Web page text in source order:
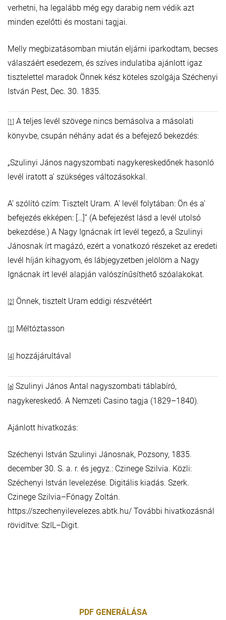
verhetni, ha legalább még egy darabig nem védik azt
minden ezelőtti és mostani tagjai.
Melly megbizatásomban miután eljárni iparkodtam, becses
válaszáért esedezem, és szíves indulatiba ajánlott igaz
tisztelettel maradok Önnek kész köteles szolgája Széchenyi
István Pest, Dec. 30. 1835.
[1]
A teljes levél szövege nincs bemásolva a másolati
könyvbe, csupán néhány adat és a befejező bekezdés:
„Szulinyi János nagyszombati nagykereskedőnek hasonló
levél iratott a’ szükséges változásokkal.
A’ szólító czím: Tisztelt Uram. A’ levél folytában: Ön és a’
befejezés ekképen: […]” (A befejezést lásd a levél utolsó
bekezdése.) A Nagy Ignácnak írt levél tegező, a Szulinyi
Jánosnak írt magázó, ezért a vonatkozó részeket az eredeti
levél híján kihagyom, és lábjegyzetben jelölöm a Nagy
Ignácnak írt levél alapján valószínűsíthető szóalakokat.
[2] Önnek, tisztelt Uram eddigi részvétéért
[3] Méltóztasson
[4] hozzájárultával
[a] Szulinyi János Antal nagyszombati táblabíró,
nagykereskedő. A Nemzeti Casino tagja (1829–1840).
Ajánlott hivatkozás:
Széchenyi István Szulinyi Jánosnak, Pozsony, 1835.
december 30. S. a. r. és jegyz.: Czinege Szilvia. Közli:
Széchenyi István levelezése. Digitális kiadás. Szerk.
Czinege Szilvia–Fónagy Zoltán.
https://szechenyilevelezes.abtk.hu/ További hivatkozásnál
rövidítve: SzIL–Digit.
PDF GENERÁLÁSA